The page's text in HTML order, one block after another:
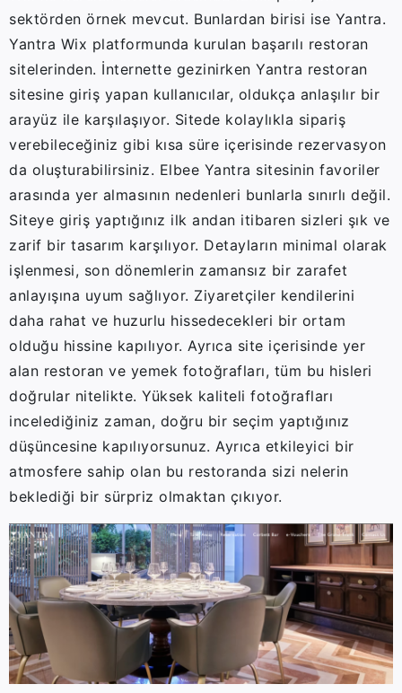
sektörden örnek mevcut. Bunlardan birisi ise Yantra.
Yantra Wix platformunda kurulan başarılı restoran
sitelerinden. İnternette gezinirken Yantra restoran
sitesine giriş yapan kullanıcılar, oldukça anlaşılır bir
arayüz ile karşılaşıyor. Sitede kolaylıkla sipariş
verebileceğiniz gibi kısa süre içerisinde rezervasyon
da oluşturabilirsiniz. Elbee Yantra sitesinin favoriler
arasında yer almasının nedenleri bunlarla sınırlı değil.
Siteye giriş yaptığınız ilk andan itibaren sizleri şık ve
zarif bir tasarım karşılıyor. Detayların minimal olarak
işlenmesi, son dönemlerin zamansız bir zarafet
anlayışına uyum sağlıyor. Ziyaretçiler kendilerini
daha rahat ve huzurlu hissedecekleri bir ortam
olduğu hissine kapılıyor. Ayrıca site içerisinde yer
alan restoran ve yemek fotoğrafları, tüm bu hisleri
doğrular nitelikte. Yüksek kaliteli fotoğrafları
incelediğiniz zaman, doğru bir seçim yaptığınız
düşüncesine kapılıyorsunuz. Ayrıca etkileyici bir
atmosfere sahip olan bu restoranda sizi nelerin
beklediği bir sürpriz olmaktan çıkıyor.